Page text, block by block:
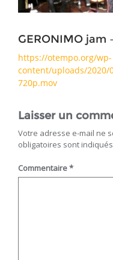
GERONIMO jam
https://otempo.org/wp-
content/uploads/2020/
720p.mov
Laisser un
Votre adresse e-mail ne
obligatoires sont
Commentaire*